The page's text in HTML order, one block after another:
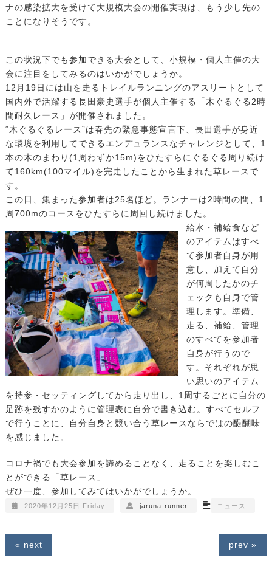
ナの感染拡大を受けて大規模大会の開催実現は、もう少し先の
ことになりそうです。
この状況下でも参加できる大会として、小規模・個人主催の大
会に注目をしてみるのはいかがでしょうか。
12月19日には山を走るトレイルランニングのアスリートとして
国内外で活躍する長田豪史選手が個人主催する「木ぐるぐる2時
間耐久レース」が開催されました。
“木ぐるぐるレース”は春先の緊急事態宣言下、長田選手が身近
な環境を利用してできるエンデュランスなチャレンジとして、1
本の木のまわり(1周わずか15m)をひたすらにぐるぐる周り続け
て160km(100マイル)を完走したことから生まれた草レースで
す。
この日、集まった参加者は25名ほど。ランナーは2時間の間、1
周700mのコースをひたすらに周回し続けました。
給水・補給食など
のアイテムはすべ
て参加者自身が用
意し、加えて自分
が何周したかのチ
ェックも自身で管
理します。準備、
走る、補給、管理
のすべてを参加者
自身が行うので
す。それぞれが思
い思いのアイテム
を持参・セッティングしてから走り出し、1周するごとに自分の
足跡を残すかのように管理表に自分で書き込む。すべてセルフ
で行うことに、自分自身と競い合う草レースならではの醍醐味
を感じました。
コロナ禍でも大会参加を諦めることなく、走ることを楽しむこ
とができる「草レース」
ぜひ一度、参加してみてはいかがでしょうか。
2020年12月25日 Friday jaruna-runner ニュース
« next prev »